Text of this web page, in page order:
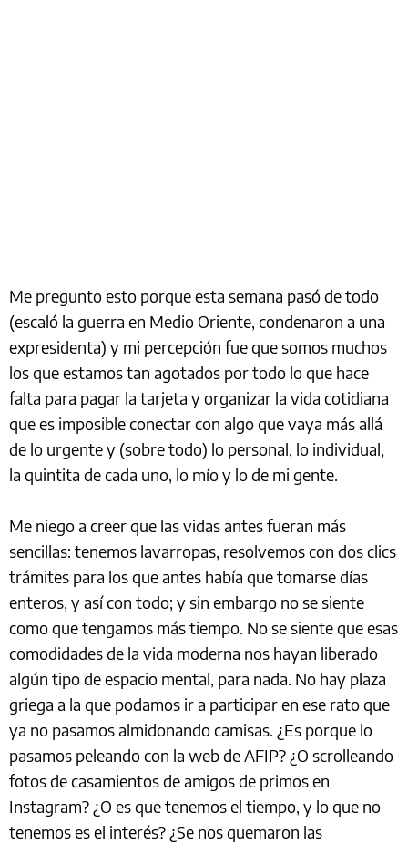
Me pregunto esto porque esta semana pasó de todo
(escaló la guerra en Medio Oriente, condenaron a una
expresidenta) y mi percepción fue que somos muchos
los que estamos tan agotados por todo lo que hace
falta para pagar la tarjeta y organizar la vida cotidiana
que es imposible conectar con algo que vaya más allá
de lo urgente y (sobre todo) lo personal, lo individual,
la quintita de cada uno, lo mío y lo de mi gente.
Me niego a creer que las vidas antes fueran más
sencillas: tenemos lavarropas, resolvemos con dos clics
trámites para los que antes había que tomarse días
enteros, y así con todo; y sin embargo no se siente
como que tengamos más tiempo. No se siente que esas
comodidades de la vida moderna nos hayan liberado
algún tipo de espacio mental, para nada. No hay plaza
griega a la que podamos ir a participar en ese rato que
ya no pasamos almidonando camisas. ¿Es porque lo
pasamos peleando con la web de AFIP? ¿O scrolleando
fotos de casamientos de amigos de primos en
Instagram? ¿O es que tenemos el tiempo, y lo que no
tenemos es el interés? ¿Se nos quemaron las